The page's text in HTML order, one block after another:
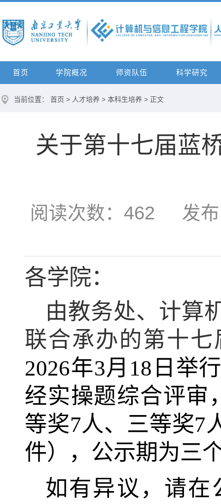
首页 学院概况 师资队伍 科学研究
当前位置： 首页 > 人才培养 > 本科生培养 > 正文
关于第十七届蓝
阅读次数： 462 发布
各学院：
由教务处、计算
联合承办的第十
2026年3月 18 日举
经实操题综合评审
等奖7人、三等奖7
件），公示期为三
如有异议，请在